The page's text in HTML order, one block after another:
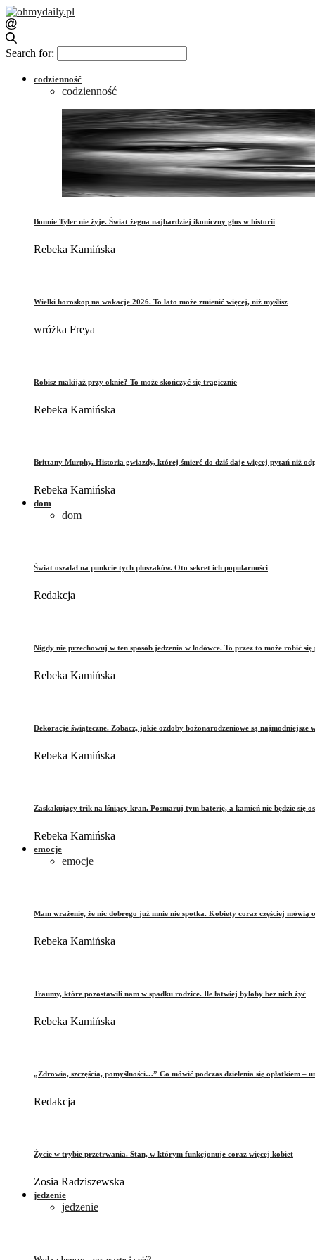
Search for:
codzienność
codzienność
Bonnie Tyler nie żyje. Świat żegna najbardziej ikoniczny głos w historii
Rebeka Kamińska
Wielki horoskop na wakacje 2026. To lato może zmienić więcej, niż myślisz
wróżka Freya
Robisz makijaż przy oknie? To może skończyć się tragicznie
Rebeka Kamińska
Brittany Murphy. Historia gwiazdy, której śmierć do dziś daje więcej pytań niż
Rebeka Kamińska
dom
dom
Świat oszalał na punkcie tych pluszaków. Oto sekret ich popularności
Redakcja
Nigdy nie przechowuj w ten sposób jedzenia w lodówce. To przez to może robić się
Rebeka Kamińska
Dekoracje świąteczne. Zobacz, jakie ozdoby bożonarodzeniowe są najmodniejsze
Rebeka Kamińska
Zaskakujący trik na lśniący kran. Posmaruj tym baterię, a kamień nie będzie się
Rebeka Kamińska
emocje
emocje
Mam wrażenie, że nic dobrego już mnie nie spotka. Kobiety coraz częściej mówią
Rebeka Kamińska
Traumy, które pozostawili nam w spadku rodzice. Ile łatwiej byłoby bez nich żyć
Rebeka Kamińska
„Zdrowia, szczęścia, pomyślności…” Co mówić podczas dzielenia się opłatkiem –
Redakcja
Życie w trybie przetrwania. Stan, w którym funkcjonuje coraz więcej kobiet
Zosia Radziszewska
jedzenie
jedzenie